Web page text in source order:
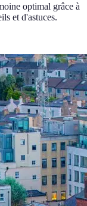
optimal grâce à
et d'astuces.